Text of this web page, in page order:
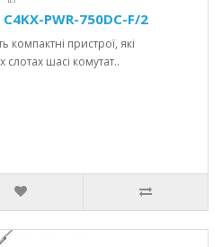
PWR-750DC-F/2
компактні пристрої, які
слотах шасі комутат..